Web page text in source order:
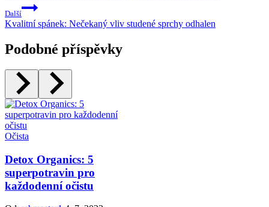
Další
Kvalitní spánek: Nečekaný vliv studené sprchy odhalen
Podobné příspěvky
Očista
Detox Organics: 5
superpotravin pro
každodenní očistu